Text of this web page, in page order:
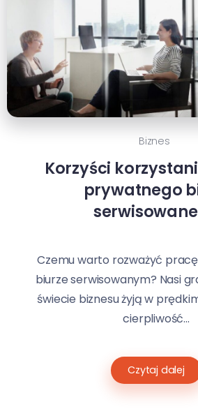
Biznes
Korzyści
prywatnego
Czemu warto rozważyć
biurze serwisowanym? Nasi
świecie biznesu żyją w
cierpliwość...
Czytaj dalej